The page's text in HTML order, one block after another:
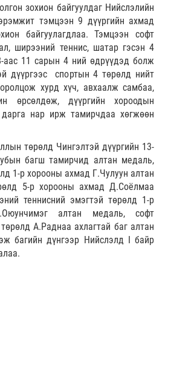
зохион байгуулдаг Нийслэлийн
тэмцээн 9 дүүргийн ахмад
байгуулагдлаа. Тэмцээн софт
ширээний теннис, шатар гэсэн 4
аас 11 сарын 4 ний өдрүүдэд болж
дүүргээс спортын 4 төрөлд нийт
хурд хүч, авхаалж самбаа,
өрсөлдөж, дүүргийн хороодын
нар ирж тамирчдаа хөгжөөн
төрөлд Чингэлтэй дүүргийн 13-
багш тамирчид алтан медаль,
1-р хорооны ахмад Г.Чулуун алтан
5-р хорооны ахмад Д.Соёлмаа
теннисний эмэгтэй төрөлд 1-р
алтан медаль, софт
А.Раднаа ахлагтай баг алтан
багийн дүнгээр Нийслэлд I байр